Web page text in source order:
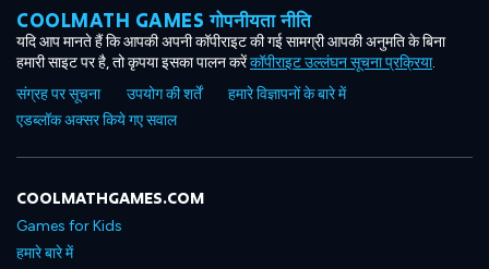
COOLMATH GAMES गोपनीयता नीति
यदि आप मानते हैं कि आपकी अपनी कॉपीराइट की गई सामग्री आपकी अनुमति के बिना
हमारी साइट पर है, तो कृपया इसका पालन करेंकॉपीराइट उल्लंघन सूचना प्रक्रिया.
संग्रह पर सूचना
उपयोग की शर्तें
हमारे विज्ञापनों के बारे में
एडब्लॉक अक्सर किये गए सवाल
COOLMATHGAMES.COM
Games for Kids
हमारे बारे में